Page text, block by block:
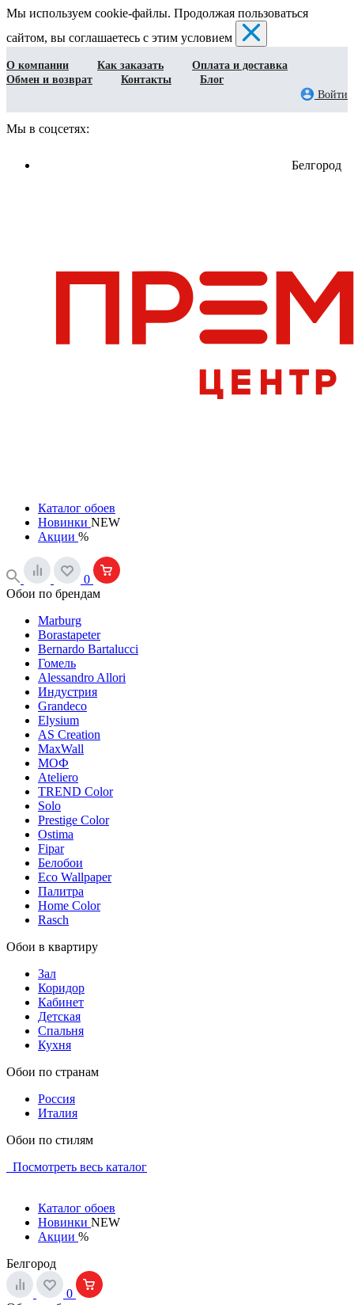
Мы используем cookie-файлы. Продолжая пользоваться
сайтом, вы соглашаетесь с этим условием
О компании Как заказать
Оплата и доставка
Обмен и возврат
Контакты
Блог
Войти
Мы в соцсетях:
Белгород
Каталог обоев
Новинки NEW
Акции %
0
Обои по брендам
Marburg
Borastapeter
Bernardo Bartalucci
Гомель
Alessandro Allori
Индустрия
Grandeco
Elysium
AS Creation
MaxWall
МОФ
Ateliero
TREND Color
Solo
Prestige Color
Ostima
Fipar
Белобои
Eco Wallpaper
Палитра
Home Color
Rasch
Обои в квартиру
Зал
Коридор
Кабинет
Детская
Спальня
Кухня
Обои по странам
Россия
Италия
Обои по стилям
Посмотреть весь каталог
Каталог обоев
Новинки NEW
Акции %
Белгород
0